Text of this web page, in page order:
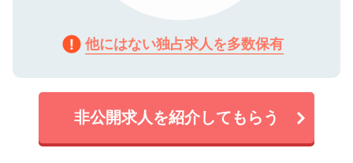
他にはない独占求人を多数保有
非公開求人を紹介してもらう